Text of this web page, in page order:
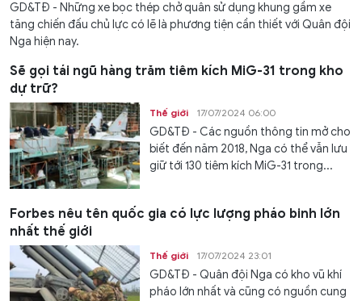
GD&TĐ - Những xe bọc thép chở quân sử dụng khung gầm xe
tăng chiến đấu chủ lực có lẽ là phương tiện cần thiết với Quân đội
Nga hiện nay.
Sẽ gọi tái ngũ hàng trăm tiêm kích MiG-31 trong kho
dự trữ?
Thế giới 17/07/2024 06:00
GD&TĐ - Các nguồn thông tin mở cho
biết đến năm 2018, Nga có thể vẫn lưu
giữ tới 130 tiêm kích MiG-31 trong...
Forbes nêu tên quốc gia có lực lượng pháo binh lớn
nhất thế giới
Thế giới 17/07/2024 23:01
GD&TĐ - Quân đội Nga có kho vũ khí
pháo lớn nhất và cũng có nguồn cung